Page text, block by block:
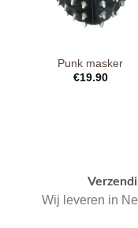
Punk masker
€19.90
Wij leveren in